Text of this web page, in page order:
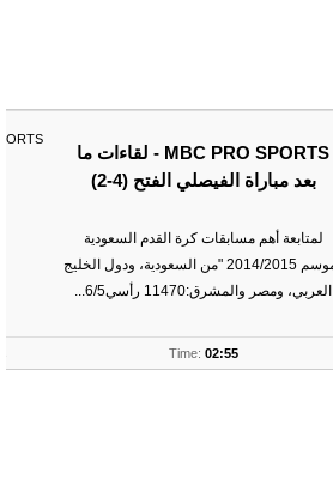
MBC PRO SPORTS - لقاءات ما
بعد مباراة الفيصلي الفتح (4-2)
لمتابعة أهم مسابقات كرة القدم السعودية
لموسم 2014/2015 "من السعودية، ودول الخليج
العربي، ومصر والمشرق:11470 رأسي6/5...
Time: 02:55